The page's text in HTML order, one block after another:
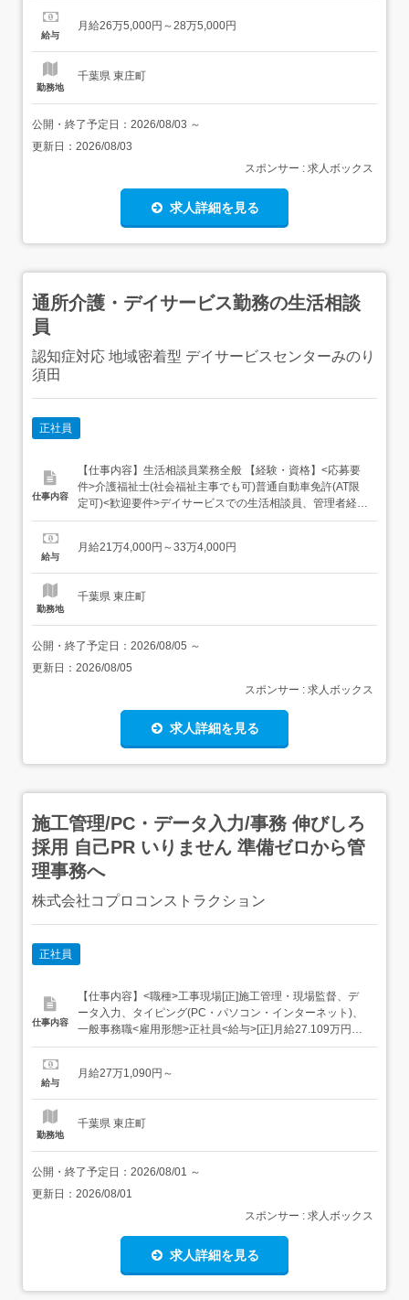
ヵ月目:月給23.9万円～2～3ヶ月目:月給28万円 固定残業代
給与
月給26万5,000円～28万5,000円
勤務地
千葉県 東庄町
公開・終了予定日： 2026/08/03 ～
更新日： 2026/08/03
スポンサー : 求人ボックス
求人詳細を見る
通所介護・デイサービス勤務の生活相談
員
認知症対応 地域密着型 デイサービスセンターみのり
須田
正社員
仕事内容
【仕事内容】生活相談員業務全般 【経験・資格】<応募要
件>介護福祉士(社会福祉主事でも可)普通自動車免許(AT限
定可)<歓迎要件>デイサービスでの生活相談員、管理者経験
者尚可認知症対応経験者尚可 【給与】月給 214,000円 〜
204000円・役職手当 10,000～50,000円・処遇改善手当
給与
月給21万4,000円～33万4,000円
勤務地
千葉県 東庄町
公開・終了予定日： 2026/08/05 ～
更新日： 2026/08/05
スポンサー : 求人ボックス
求人詳細を見る
施工管理/PC・データ入力/事務 伸びしろ
採用 自己PR いりません 準備ゼロから管
理事務へ
株式会社コプロコンストラクション
正社員
仕事内容
【仕事内容】<職種>工事現場[正]施工管理・現場監督、デ
ータ入力、タイピング(PC・パソコン・インターネット)、
一般事務職<雇用形態>正社員<給与>[正]月給27.109万円～
交通費:全額支給 残業代は「1分単位」で支給します! 経験
460万円(24歳/入社1年目)年収650万円(30歳/入社5年目)
給与
月給27万1,090円～
勤務地
千葉県 東庄町
公開・終了予定日： 2026/08/01 ～
更新日： 2026/08/01
スポンサー : 求人ボックス
求人詳細を見る